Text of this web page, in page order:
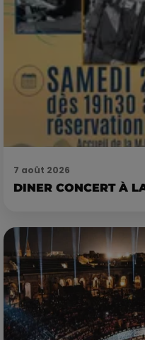
7 août 2026
DINER CONCERT À